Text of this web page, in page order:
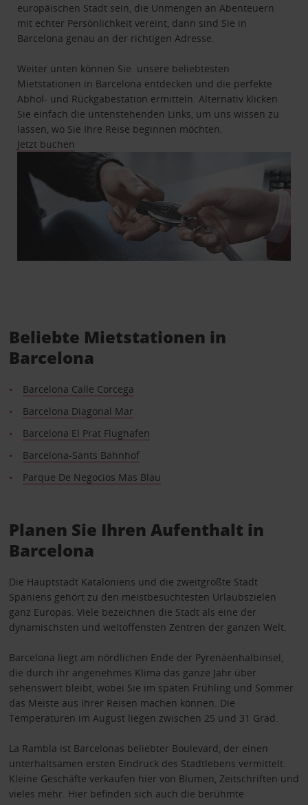
europäischen Stadt sein, die Unmengen an Abenteuern
mit echter Persönlichkeit vereint, dann sind Sie in
Barcelona genau an der richtigen Adresse.
Weiter unten können Sie unsere beliebtesten
Mietstationen in Barcelona entdecken und die perfekte
Abhol- und Rückgabestation ermitteln. Alternativ klicken
Sie einfach die untenstehenden Links, um uns wissen zu
lassen, wo Sie Ihre Reise beginnen möchten.
Jetzt buchen
Beliebte Mietstationen in
Barcelona
Barcelona Calle Corcega
Barcelona Diagonal Mar
Barcelona El Prat Flughafen
Barcelona-Sants Bahnhof
Parque De Negocios Mas Blau
Planen Sie Ihren Aufenthalt in
Barcelona
Die Hauptstadt Kataloniens und die zweitgrößte Stadt
Spaniens gehört zu den meistbesuchtesten Urlaubszielen
ganz Europas. Viele bezeichnen die Stadt als eine der
dynamischsten und weltoffensten Zentren der ganzen Welt.
Barcelona liegt am nördlichen Ende der Pyrenäenhalbinsel,
die durch ihr angenehmes Klima das ganze Jahr über
sehenswert bleibt, wobei Sie im späten Frühling und Sommer
das Meiste aus Ihrer Reisen machen können. Die
Temperaturen im August liegen zwischen 25 und 31 Grad.
La Rambla ist Barcelonas beliebter Boulevard, der einen
unterhaltsamen ersten Eindruck des Stadtlebens vermittelt.
Kleine Geschäfte verkaufen hier von Blumen, Zeitschriften und
vieles mehr. Hier befinden sich auch die berühmte